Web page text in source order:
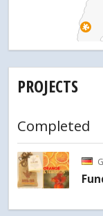
PROJECTS
Completed